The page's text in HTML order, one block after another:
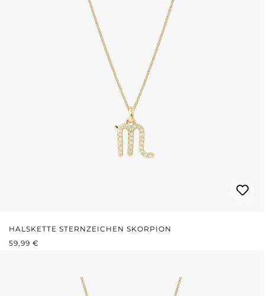
HALSKETTE STERNZEICHEN SKORPION
REGULÄRER PREIS:
59,99 €